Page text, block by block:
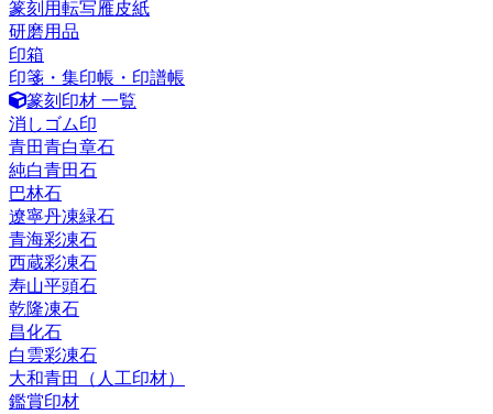
篆刻用転写雁皮紙
研磨用品
印箱
印箋・集印帳・印譜帳
篆刻印材 一覧
消しゴム印
青田青白章石
純白青田石
巴林石
遼寧丹凍緑石
青海彩凍石
西蔵彩凍石
寿山平頭石
乾隆凍石
昌化石
白雲彩凍石
大和青田（人工印材）
鑑賞印材